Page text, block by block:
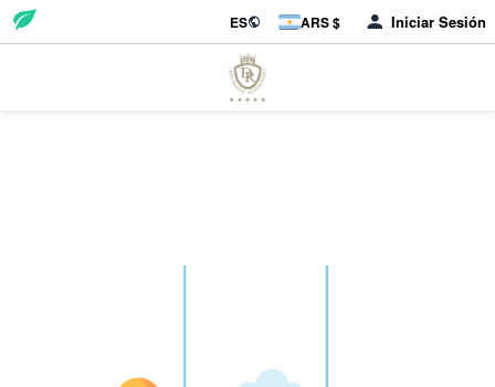
ES ARS $ Iniciar Sesión